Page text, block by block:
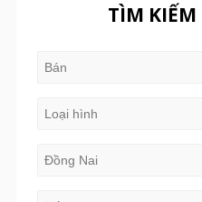
TÌM KIẾM